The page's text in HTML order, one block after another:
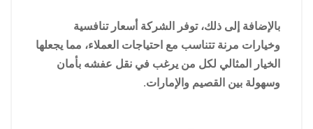
بالإضافة إلى ذلك، توفر الشركة أسعار تنافسية
وخيارات مرنة تتناسب مع احتياجات العملاء، مما يجعلها
الخيار المثالي لكل من يرغب في نقل عفشه بأمان
وسهولة بين القصيم والإمارات.